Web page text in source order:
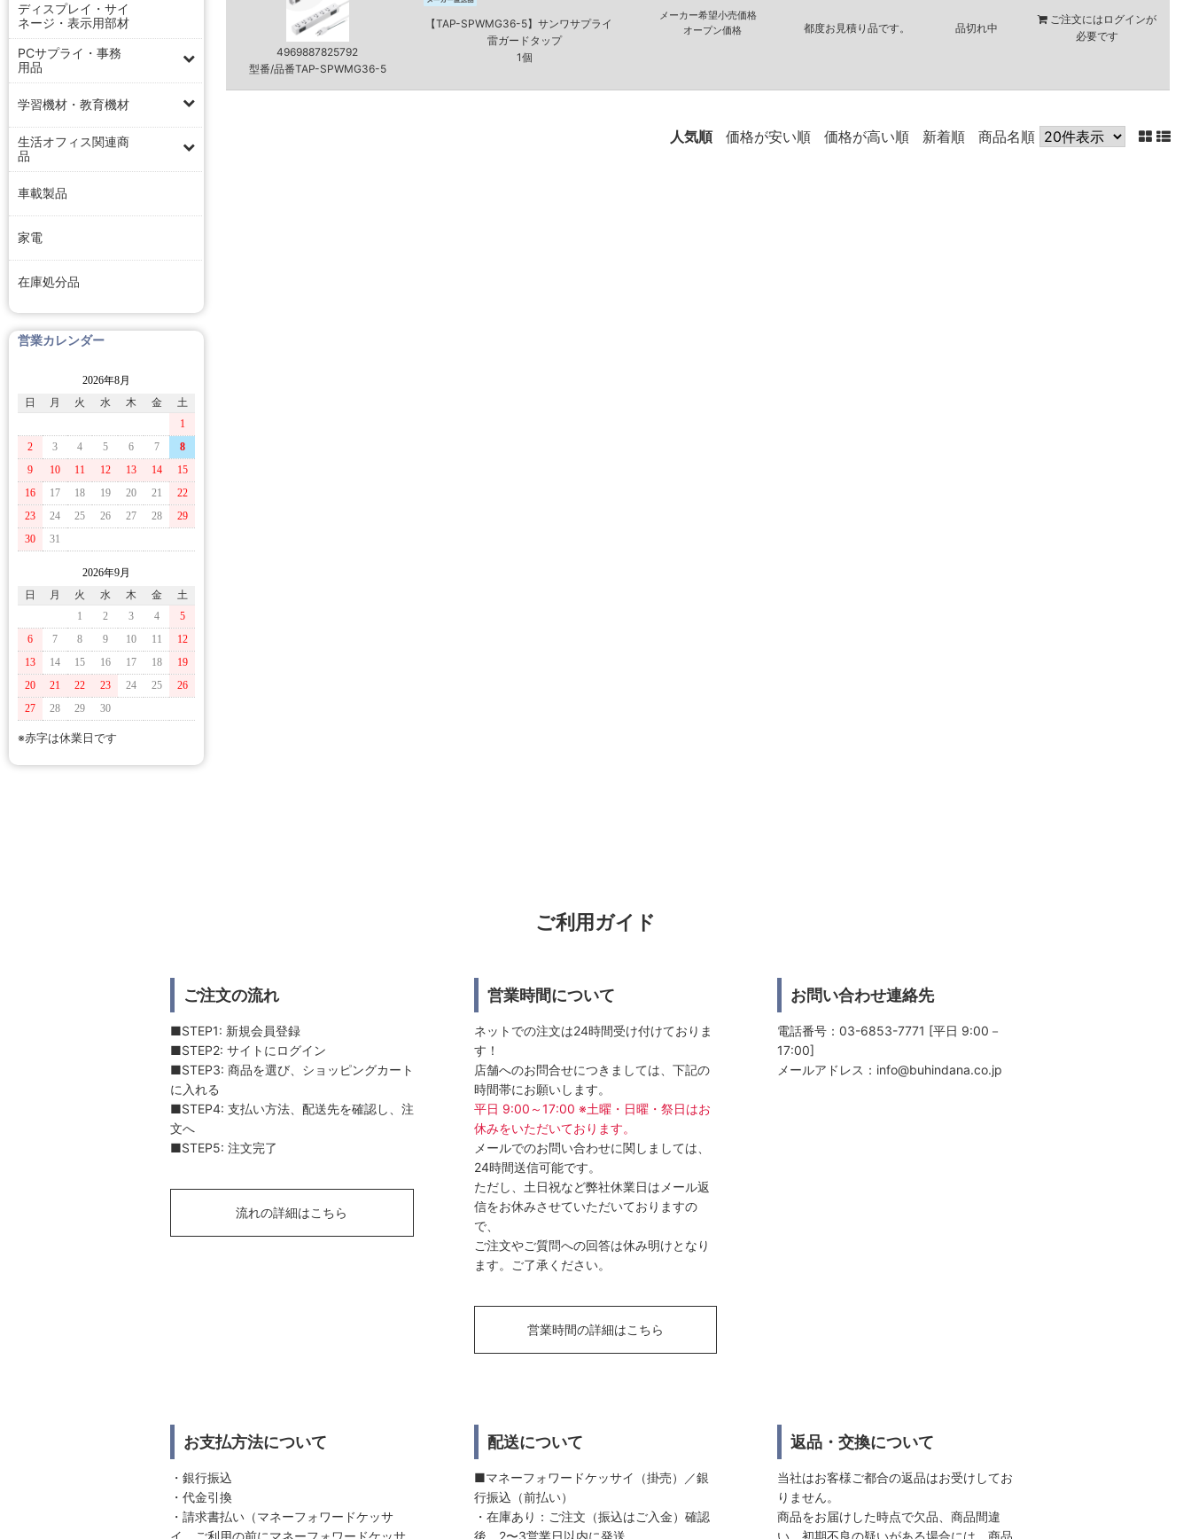
ディスプレイ・サイ
ネージ・表示用部材
PCサプライ・事務
用品
学習機材・教育機材
生活オフィス関連商
品
車載製品
家電
在庫処分品
営業カレンダー
2026年8月
日
月 火 水 木 金
土
1
2
3 4 5 6 7
8
9
10 11 12 13 14
15
16
17 18 19 20 21
22
23
24 25 26 27 28
29
30
31
2026年9月
日
月 火 水 木 金
土
1
2 3 4
5
6
7 8 9 10 11
12
13
14 15 16 17 18
19
20
21 22 23 24 25
26
27
28 29 30
※赤字は休業日です
4969887825792
型番/品番TAP-SPWMG36-5
【TAP-SPWMG36-5】サンワサプライ
雷ガードタップ
1個
メーカー希望小売価格
オープン価格
都度お見積り品です。 品切れ中
ご注文には ログインが
必要です
人気順 価格が安い順 価格が高い順 新着順 商品名順
ご利用ガイド
ご注文の流れ
■STEP1: 新規会員登録
■STEP2: サイトにログイン
■STEP3: 商品を選び、ショッピングカート
に入れる
■STEP4: 支払い方法、配送先を確認し、注
文へ
■STEP5: 注文完了
流れの詳細はこちら
営業時間について
ネットでの注文は24時間受け付けておりま
す！
店舗へのお問合せにつきましては、下記の
時間帯にお願いします。
平日 9:00～17:00 ※土曜・日曜・祭日はお
休みをいただいております。
メールでのお問い合わせに関しましては、
24時間送信可能です。
ただし、土日祝など弊社休業日はメール返
信をお休みさせていただいておりますの
で、
ご注文やご質問への回答は休み明けとなり
ます。ご了承ください。
営業時間の詳細はこちら
お問い合わせ連絡先
電話番号：03-6853-7771 [平日 9:00－
17:00]
メールアドレス： info@buhindana.co.jp
お支払方法について
・銀行振込
・代金引換
・請求書払い（マネーフォワードケッサ
イ。ご利用の前にマネーフォワードケッサ
配送について
■マネーフォワードケッサイ（掛売）／銀
行振込（前払い）
・在庫あり：ご注文（振込はご入金）確認
後、2〜3営業日以内に発送
返品・交換について
当社はお客様ご都合の返品はお受けしてお
りません。
商品をお届けした時点で欠品、商品間違
い、初期不良の疑いがある場合には、商品